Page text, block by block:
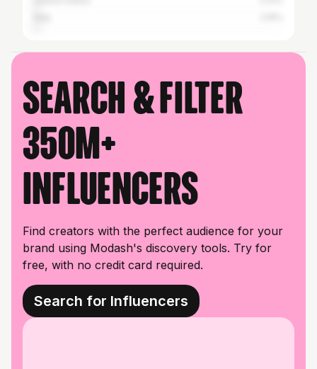
Search & filter
350M+
influencers
Find creators with the perfect audience for your
brand using Modash's discovery tools. Try for
free, with no credit card required.
Search for Influencers